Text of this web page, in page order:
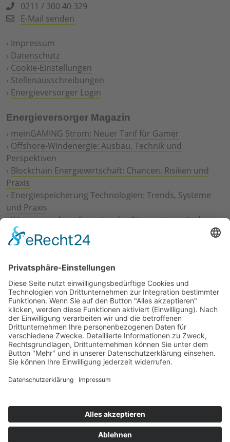
0211 / 300 40 329
E-Mail senden
› Impressum
› Datenschutz
› Cookie-Einstellungen
› Stellenausschreibungen
› Energieversorger Login
Energieversorger Magazin
› meinGAMING Strom: Neuer Tarif für Gamer
› Offshore-Windenergie: Ausbau, Technik und
Perspektiven
› Blockchain Energiewirtschaft: Chancen, Risiken und
Praxis
› Energiespeicherung Technologien: Trends, Systeme
und Praxis
›Wie erneuerbare Energien das Stromnetz verändern
Digitalisierung Energiewirtschaft: Effizienz, Netze und
Prozesse
Geschäftsmodelle
›Vorstandswechsel Westenergie: Böddeling übernimmt
befristet
›Wasserstoff-Hochlauf: Dialog, Infrastruktur und
konkrete Schritte
›Solaranlage Regenbogenfarben: FC St. Pauli und
LichtBlick installieren erste weltweite Anlage
Jetzt an der STUDIE360 teilnehmen
Wir möchten Transparenz mit einheitlichen Kriterien
kostenlose Teilnahme wichtig. Die Ergebnisse werden
umgehend nach Teilnahme und Auswertung auf
unserer Webseite zur Verfügung gestellt.